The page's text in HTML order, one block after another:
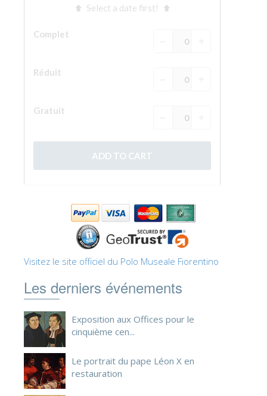
Réserver
DEUTSCH
FRANÇAIS
Visitez le site officiel du Polo Museale Fiorentino
Les derniers événements
Exposition aux Offices pour le
cinquième cen...
Le portrait du pape Léon X en
restauration